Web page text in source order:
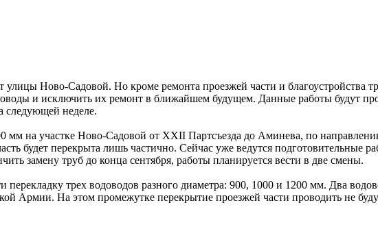
Ново-Садовой. Но кроме ремонта проезжей части и благоустройства
и исключить их ремонт в ближайшем будущем. Данные работы будут
следующей неделе.
мм на участке Ново-Садовой от XXII Партсъезда до Аминева, по
будет перекрыта лишь частично. Сейчас уже ведутся подготовительные
замену труб до конца сентября, работы планируется вести в две смены.
трех водоводов разного диаметра: 900, 1000 и 1200 мм. Два
Армии. На этом промежутке перекрытие проезжей части проводить не